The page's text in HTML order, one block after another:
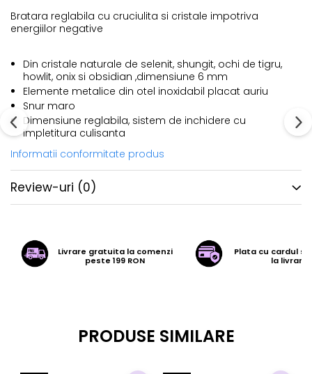
Bratara reglabila cu cruciulita si cristale impotriva
energiilor negative
Din cristale naturale de selenit, shungit, ochi de tigru,
howlit, onix si obsidian ,dimensiune 6 mm
Elemente metalice din otel inoxidabil placat auriu
Snur maro
Dimensiune reglabila, sistem de inchidere cu
impletitura culisanta
Informatii conformitate produs
Review-uri (0)
Livrare gratuita la comenzi
peste 199 RON
Plata cu cardul
la livrare
PRODUSE SIMILARE